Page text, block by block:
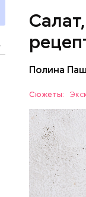
Полина
Сюжеты:
ЕДА